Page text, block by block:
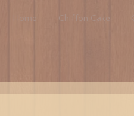
Home Chiffon Cake